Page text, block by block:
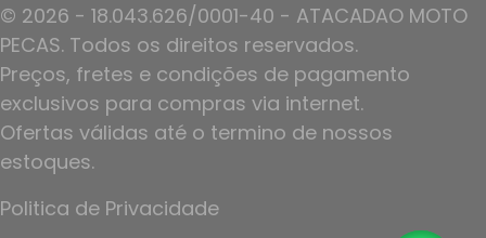
© 2026 - 18.043.626/0001-40 - ATACADAO MOTO
PECAS. Todos os direitos reservados.
Preços, fretes e condições de pagamento
exclusivos para compras via internet.
Ofertas válidas até o termino de nossos
estoques.
Politica de Privacidade